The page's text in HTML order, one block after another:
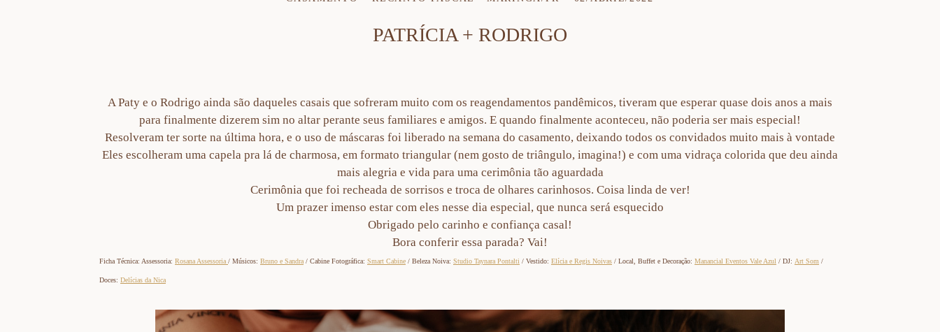
PATRÍCIA + RODRIGO
A Paty e o Rodrigo ainda são daqueles casais que sofreram muito com os reagendamentos pandêmicos, tiveram que esperar quase dois anos a mais
para finalmente dizerem sim no altar perante seus familiares e amigos. E quando finalmente aconteceu, não poderia ser mais especial!
Resolveram ter sorte na última hora, e o uso de máscaras foi liberado na semana do casamento, deixando todos os convidados muito mais à vontade
Eles escolheram uma capela pra lá de charmosa, em formato triangular (nem gosto de triângulo, imagina!) e com uma vidraça colorida que deu ainda
mais alegria e vida para uma cerimônia tão aguardada
Cerimônia que foi recheada de sorrisos e troca de olhares carinhosos. Coisa linda de ver!
Um prazer imenso estar com eles nesse dia especial, que nunca será esquecido
Obrigado pelo carinho e confiança casal!
Bora conferir essa parada? Vai!
Ficha Técnica: Assessoria: Rosana Assessoria / Músicos: Bruno e Sandra / Cabine Fotográfica: Smart Cabine / Beleza Noiva: Studio Taynara Pontalti / Vestido: Elícia e Regis Noivas / Local, Buffet e Decoração: Manancial Eventos Vale Azul / DJ: Art Som /
Doces: Delícias da Nica